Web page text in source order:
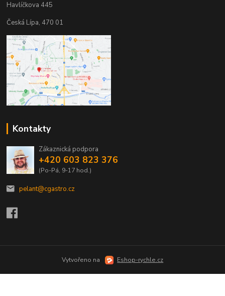
Havlíčkova 445
Česká Lípa, 470 01
Kontakty
Zákaznická podpora
+420 603 823 376
(Po-Pá, 9-17 hod.)
pelant@cgastro.cz
Vytvořeno na Eshop-rychle.cz